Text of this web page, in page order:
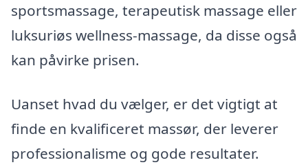
sportsmassage, terapeutisk massage eller
luksuriøs wellness-massage, da disse også
kan påvirke prisen.
Uanset hvad du vælger, er det vigtigt at
finde en kvalificeret massør, der leverer
professionalisme og gode resultater.